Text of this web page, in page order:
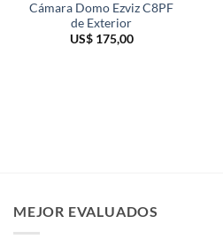
Cámara Domo Ezviz C8PF
de Exterior
US$175,00
MEJOR EVALUADOS